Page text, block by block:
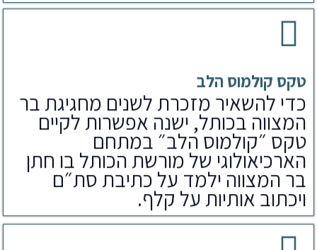
טקס קולמוס הלב
כדי להשאיר מזכרת לשנים מחגיגת בר
המצווה בכותל, ישנה אפשרות לקיים
טקס ״קולמוס הלב״ במתחם
הארכיאולוגי של מורשת הכותל בו חתן
בר המצווה ילמד על כתיבת סת״ם
ויכתוב אותיות על קלף.